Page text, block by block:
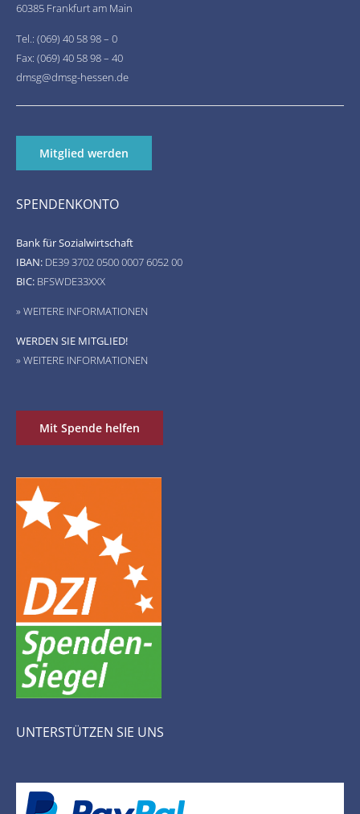
60385 Frankfurt am Main
Tel.: (069) 40 58 98 – 0
Fax: (069) 40 58 98 – 40
dmsg@dmsg-hessen.de
Mitglied werden
SPENDENKONTO
Bank für Sozialwirtschaft
IBAN:DE39 3702 0500 0007 6052 00
BIC: BFSWDE33XXX
» WEITERE INFORMATIONEN
WERDEN SIE MITGLIED!
» WEITERE INFORMATIONEN
Mit Spende helfen
UNTERSTÜTZEN SIE UNS